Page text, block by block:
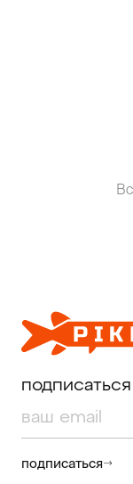
подписаться